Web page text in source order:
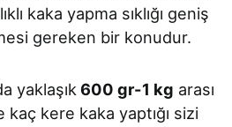
kaka yapma sıklığı geniş
gereken bir konudur.
yaklaşık 600 gr-1 kg arası
kaç kere kaka yaptığı sizi